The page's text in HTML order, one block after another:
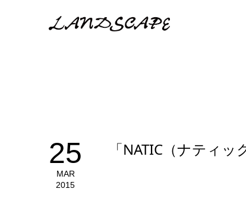
25
MAR
2015
「NATIC（ナティ